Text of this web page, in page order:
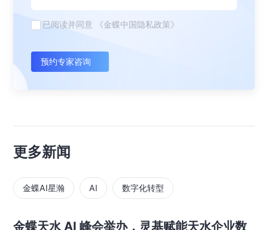
已阅读并同意 《金蝶中国隐私政策》
预约专家咨询
更多新闻
金蝶AI星瀚 AI 数字化转型
金蝶天水 AI 峰会举办，灵基赋能天水企业数